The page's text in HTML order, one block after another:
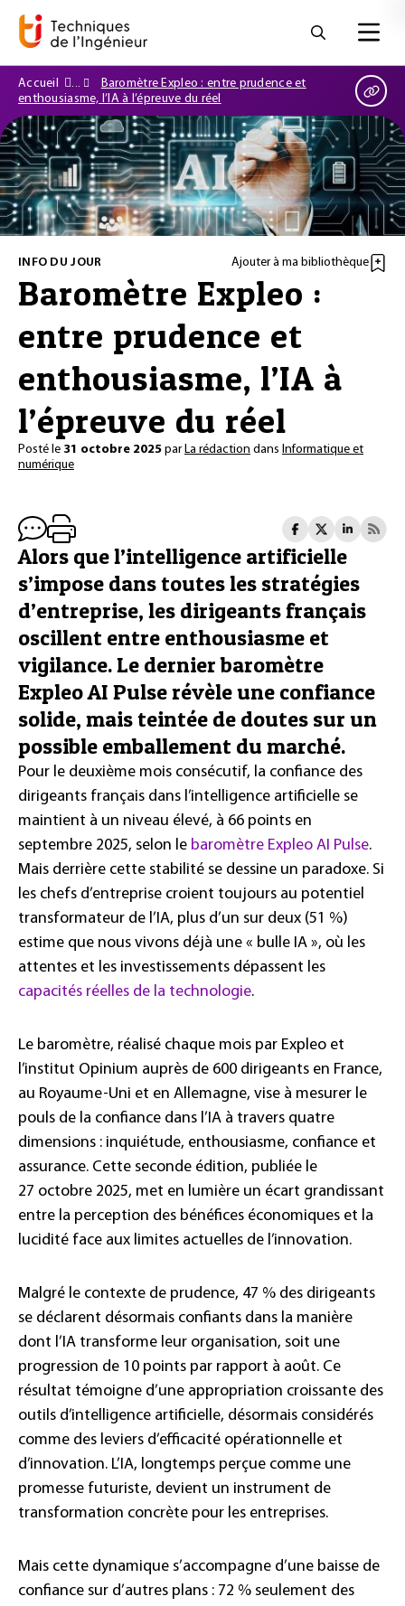
Accueil
Baromètre Expleo : entre prudence et
enthousiasme, l’IA à l’épreuve du réel
INFO DU JOUR Ajouter à ma bibliothèque
Baromètre Expleo :
entre prudence et
enthousiasme, l’IA à
l’épreuve du réel
Posté le 31 octobre 2025 parLa rédaction dans Informatique et
numérique
Alors que l’intelligence artificielle
s’impose dans toutes les stratégies
d’entreprise, les dirigeants français
oscillent entre enthousiasme et
vigilance. Le dernier baromètre
Expleo AI Pulse révèle une confiance
solide, mais teintée de doutes sur un
possible emballement du marché.
Pour le deuxième mois consécutif, la confiance des
dirigeants français dans l’intelligence artificielle se
maintient à un niveau élevé, à 66 points en
septembre 2025, selon le baromètre Expleo AI Pulse.
Mais derrière cette stabilité se dessine un paradoxe. Si
les chefs d’entreprise croient toujours au potentiel
transformateur de l’IA, plus d’un sur deux (51 %)
estime que nous vivons déjà une « bulle IA », où les
attentes et les investissements dépassent les
capacités réelles de la technologie.
Le baromètre, réalisé chaque mois par Expleo et
l’institut Opinium auprès de 600 dirigeants en France,
au Royaume-Uni et en Allemagne, vise à mesurer le
pouls de la confiance dans l’IA à travers quatre
dimensions : inquiétude, enthousiasme, confiance et
assurance. Cette seconde édition, publiée le
27 octobre 2025, met en lumière un écart grandissant
entre la perception des bénéfices économiques et la
lucidité face aux limites actuelles de l’innovation.
Malgré le contexte de prudence, 47 % des dirigeants
se déclarent désormais confiants dans la manière
dont l’IA transforme leur organisation, soit une
progression de 10 points par rapport à août. Ce
résultat témoigne d’une appropriation croissante des
outils d’intelligence artificielle, désormais considérés
comme des leviers d’efficacité opérationnelle et
d’innovation. L’IA, longtemps perçue comme une
promesse futuriste, devient un instrument de
transformation concrète pour les entreprises.
Mais cette dynamique s’accompagne d’une baisse de
confiance sur d’autres plans : 72 % seulement des